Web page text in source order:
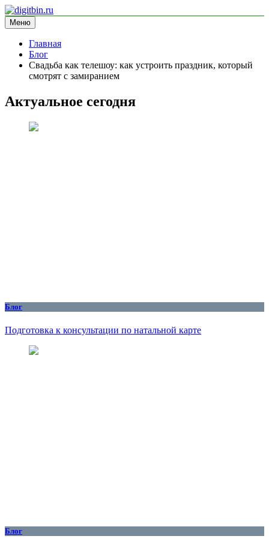
Перейти
к
содержимому
digitbin.ru
информационный сайт
Меню
Главная
Блог
Свадьба как телешоу: как устроить праздник, который
смотрят с замиранием
Актуальное сегодня
Блог
Подготовка к консультации по натальной карте
Блог